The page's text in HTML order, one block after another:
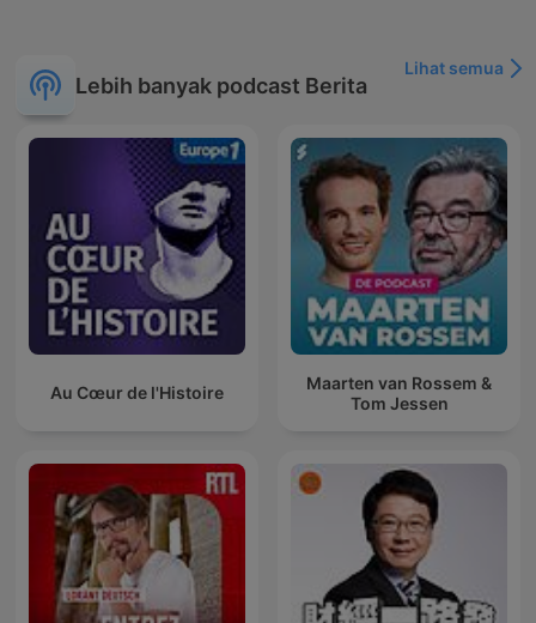
Lebih banyak podcast Berita
Lihat semua
Au Cœur de l'Histoire
Maarten van Rossem &
Tom Jessen